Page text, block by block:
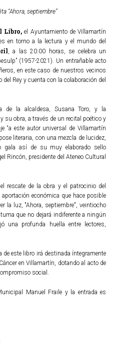
“Ahora, septiembre”
Libro,el Ayuntamiento de Villamartín
en torno a la lectura y el mundo del
, a las 20:00 horas, se celebra un
(1957-2021). Un entrañable acto
en este caso de nuestros vecinos
Rey y cuenta con la colaboración del
de la alcaldesa, Susana Toro, y la
su obra, a través de un recital poético y
“a este autor universal de Villamartín
literaria, con una mezcla de lucidez,
gala así de su muy elaborado sello
Rincón, presidente del Ateneo Cultural
rescate de la obra y el patrocinio del
económica que hace posible
la luz, "Ahora, septiembre", veintiocho
que no dejará indiferente a ningún
una profunda huella entre lectores,
de este libro irá destinada íntegramente
en Villamartín, dotando al acto de
social.
Manuel Fraile y la entrada es